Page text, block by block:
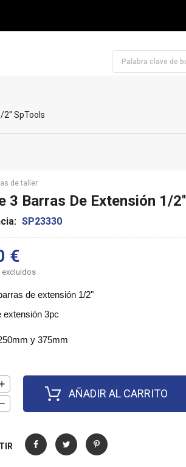
2'' SpTools
de taller
3 Barras De Extensión 1/
SP23330
€
excluidos
de extensión 1/2"
extensión 3pc
y 375mm
AÑADIR AL CARRITO
CompartirTuitear Pinterest